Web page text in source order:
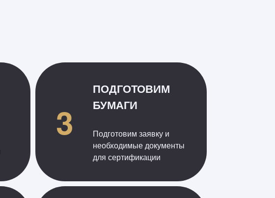
3
ПОДГОТОВИМ
БУМАГИ
Подготовим заявку и
необходимые документы
для сертификации